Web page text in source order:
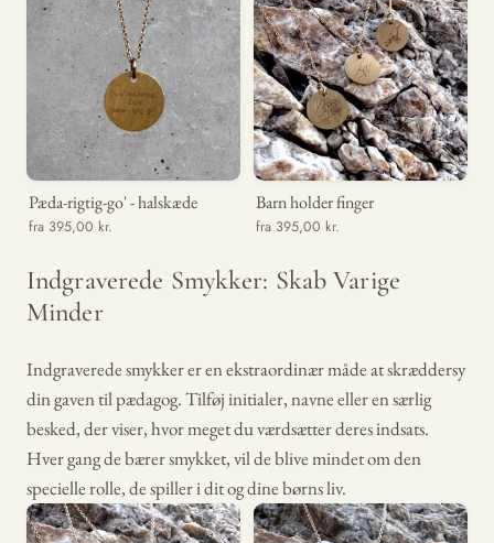
Pæda-rigtig-go' - halskæde
fra 395,00 kr.
Barn holder finger
fra 395,00 kr.
Indgraverede Smykker: Skab Varige
Minder
Indgraverede smykker er en ekstraordinær måde at skræddersy
din gaven til pædagog. Tilføj initialer, navne eller en særlig
besked, der viser, hvor meget du værdsætter deres indsats.
Hver gang de bærer smykket, vil de blive mindet om den
specielle rolle, de spiller i dit og dine børns liv.